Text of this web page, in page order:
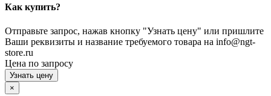
Как купить?
Отправьте запрос, нажав кнопку "Узнать цену" или пришлите
Ваши реквизиты и название требуемого товара на info@ngt-
store.ru
Цена по запросу
Узнать цену
×